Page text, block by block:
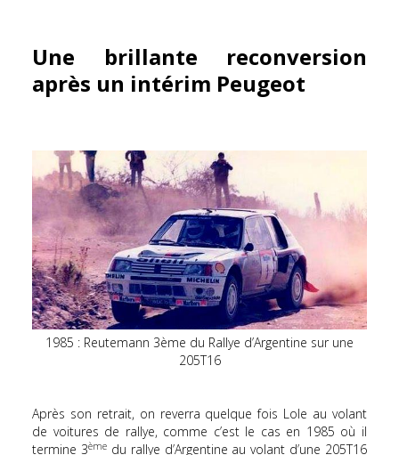
Une brillante reconversion
après un intérim Peugeot
1985 : Reutemann 3ème du Rallye d’Argentine sur une
205T16
Après son retrait, on reverra quelque fois Lole au volant
de voitures de rallye, comme c’est le cas en 1985 où il
termine 3èmedu rallye d’Argentine au volant d’une 205T16